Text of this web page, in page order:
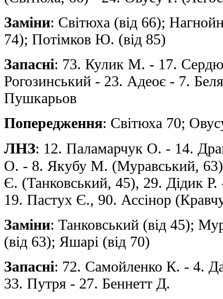
Заміни: Світюха (від 66);
74); Потімков Ю. (від 85)
Запасні: 73. Кулик М. - 17.
Рогозинський - 23. Адеоє - 7.
Пушкарьов
Попередження: Світюха 70;
ЛНЗ: 12. Паламарчук О. - 14.
О. - 8. Якубу М. (Муравський, 63),
Є. (Танковський, 45), 29. Дідик
19. Пастух Є., 90. Ассінор
Заміни: Танковський (від 45);
(від 63); Яшарі (від 70)
Запасні: 72. Самойленко К. - 4.
33. Путря - 27. Беннетт Д.